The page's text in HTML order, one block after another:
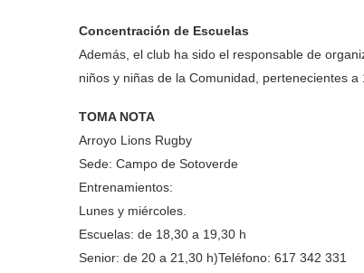
Concentración de Escuelas
Además, el club ha sido el responsable de
niños y niñas de la Comunidad, pertenecientes
TOMA NOTA
Arroyo Lions Rugby
Sede: Campo de Sotoverde
Entrenamientos:
Lunes y miércoles.
Escuelas: de 18,30 a 19,30 h
Senior: de 20 a 21,30 h)Teléfono: 617 342 331